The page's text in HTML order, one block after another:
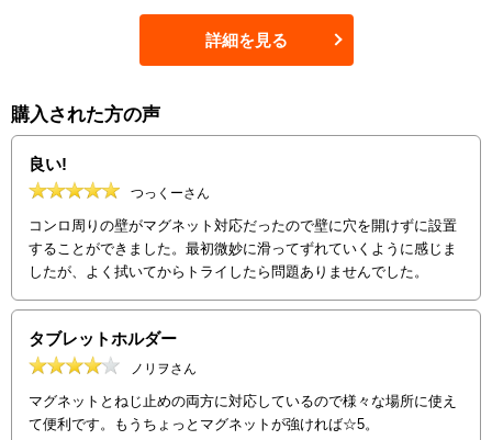
詳細を見る
購入された方の声
良い!
つっくーさん
コンロ周りの壁がマグネット対応だったので壁に穴を開けずに設置
することができました。最初微妙に滑ってずれていくように感じま
したが、よく拭いてからトライしたら問題ありませんでした。
タブレットホルダー
ノリヲさん
マグネットとねじ止めの両方に対応しているので様々な場所に使え
て便利です。もうちょっとマグネットが強ければ☆5。